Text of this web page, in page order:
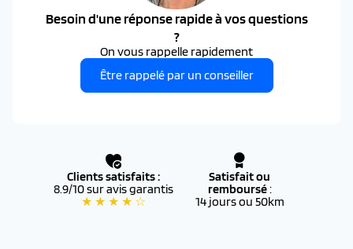
Besoin d'une réponse rapide à vos questions
?
On vous rappelle rapidement
Être rappelé par un conseiller
Clients satisfaits :
8.9/10 sur avis garantis
★ ★ ★ ★ ☆
Satisfait ou
remboursé:
14 jours ou 50km